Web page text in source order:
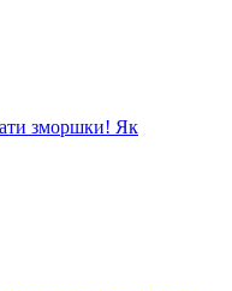
зморшки! Як